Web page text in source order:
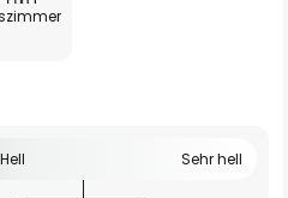
Hell Sehr hell